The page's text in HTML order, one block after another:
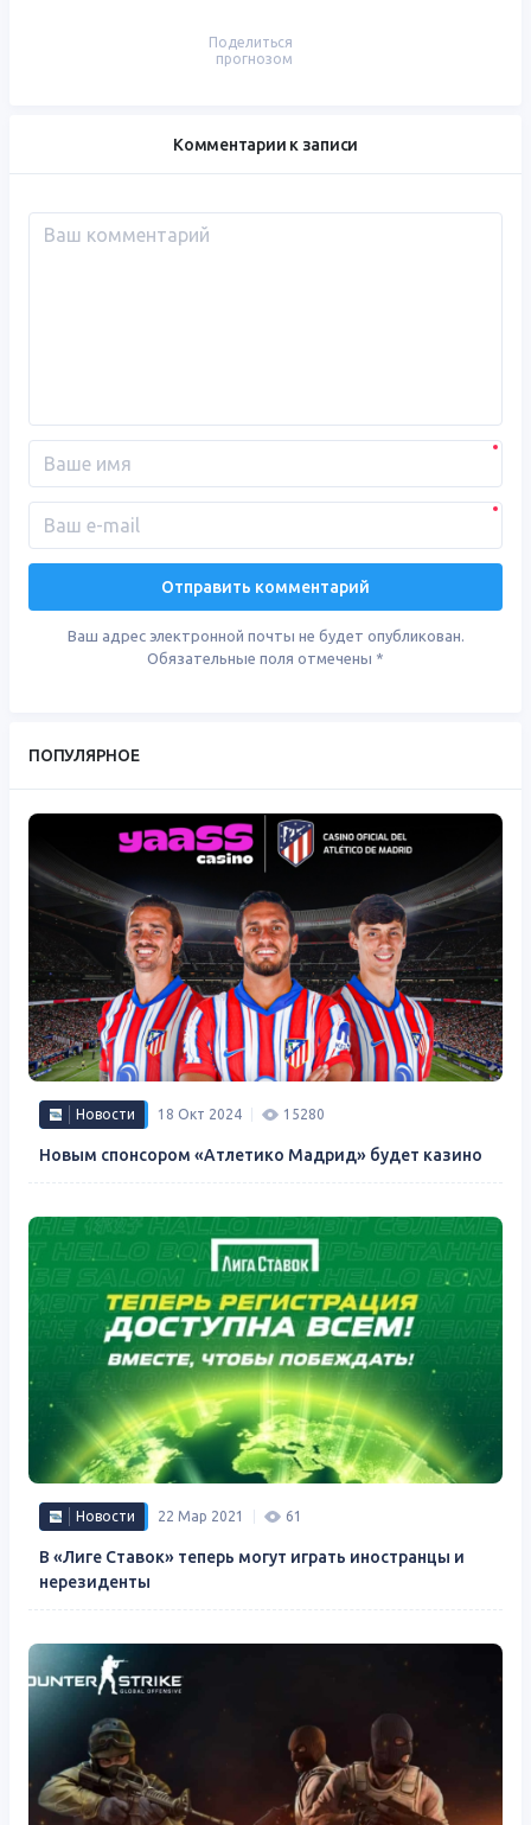
Поделиться
прогнозом
Комментарии к записи
Ваш адрес электронной почты не будет опубликован.
Обязательные поля отмечены *
ПОПУЛЯРНОЕ
Новости 18 Окт 2024 15280
Новым спонсором «Атлетико Мадрид» будет казино
Новости 22 Мар 2021 61
В «Лиге Ставок» теперь могут играть иностранцы и
нерезиденты